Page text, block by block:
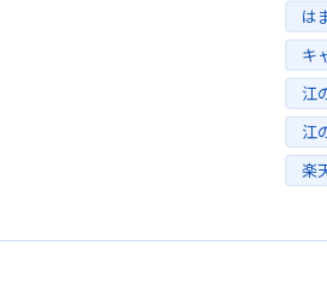
は
キ
江
江
楽